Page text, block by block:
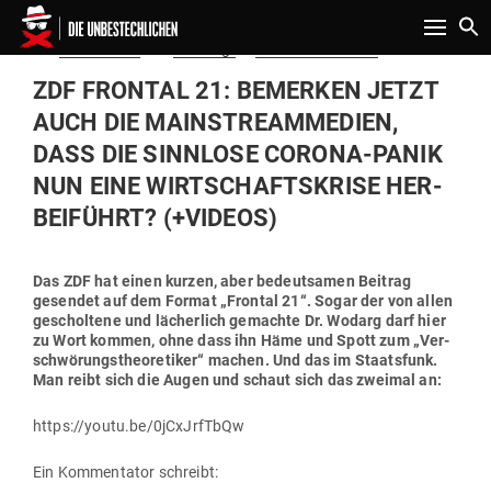
Toggle
Am
ZDF FRONTAL 21: BEMERKEN JETZT
AUCH DIE MAIN­STREAM­M­EDIEN,
DASS DIE SINNLOSE CORONA-PANIK
NUN EINE WIRT­SCHAFTS­KRISE HER­
BEI­FÜHRT? (+VIDEOS)
Das ZDF hat einen kurzen, aber bedeut­samen Beitrag
gesendet auf dem Format „Frontal 21“. Sogar der von allen
gescholtene und lächerlich gemachte Dr. Wodarg darf hier
zu Wort kommen, ohne dass ihn Häme und Spott zum „Ver­
schwö­rungs­theo­re­tiker“ machen. Und das im Staatsfunk.
Man reibt sich die Augen und schaut sich das zweimal an:
https://youtu.be/0jCxJrfTbQw
Ein Kom­men­tator schreibt: